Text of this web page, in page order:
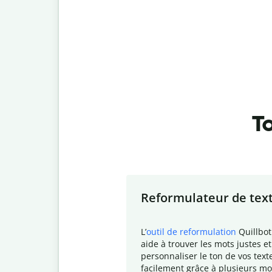
Reformulateur de
L ’outil de reformulation
aide à trouver les mots justes
personnaliser le ton de vos
facilement grâce à plusieurs